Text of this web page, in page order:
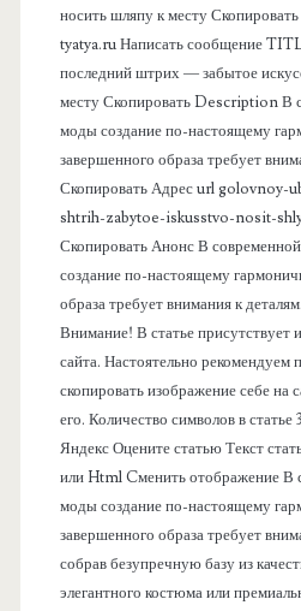
носить шляпу к месту
tyatya.ru Написать сообщение
последний штрих — забытое
месту Скопировать Description В
моды создание по-настоящему
завершенного образа требует
Скопировать Адрес url golovnoy-
shtrih-zabytoe-iskusstvo-nosit-
Скопировать Анонс В
создание по-настоящему
образа требует внимания к
Внимание! В статье присутствует
сайта. Настоятельно рекомендуем
скопировать изображение себе на
его. Количество символов в
Яндекс Оцените статью Текст
или Html Cменить отображение В
моды создание по-настоящему
завершенного образа требует
собрав безупречную базу из
элегантного костюма или